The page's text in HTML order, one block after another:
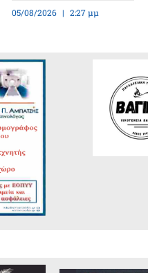
05/08/2026 2:27 μμ